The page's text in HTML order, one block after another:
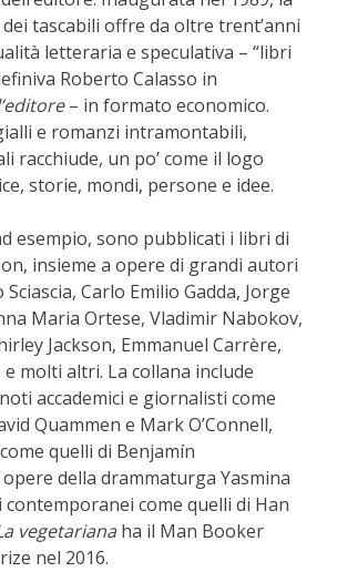
tascabili offre da oltre trent’anni
letteraria e speculativa – “libri
Roberto Calasso in
– in formato economico.
e romanzi intramontabili,
racchiude, un po’ come il logo
storie, mondi, persone e idee.
esempio, sono pubblicati i libri di
insieme a opere di grandi autori
Carlo Emilio Gadda, Jorge
Maria Ortese, Vladimir Nabokov,
Jackson, Emmanuel Carrère,
molti altri. La collana include
accademici e giornalisti come
Quammen e Mark O’Connell,
quelli di Benjamín
della drammaturga Yasmina
contemporanei come quelli di Han
vegetariana ha il Man Booker
nel 2016.